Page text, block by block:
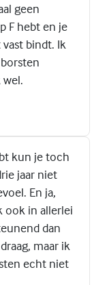
geen
F hebt en je
bindt. Ik
kun je toch
jaar niet
En ja,
ook in allerlei
dan
maar ik
echt niet